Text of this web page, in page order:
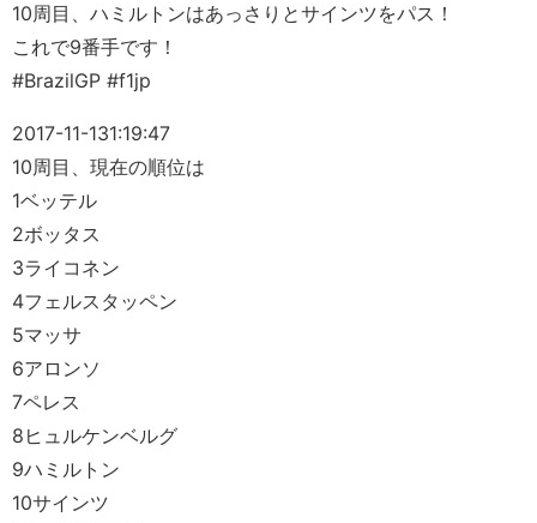
10周目、ハミルトンはあっさりとサインツをパス！
これで9番手です！
#BrazilGP #f1jp
2017-11-131:19:47
10周目、現在の順位は
1ベッテル
2ボッタス
3ライコネン
4フェルスタッペン
5マッサ
6アロンソ
7ペレス
8ヒュルケンベルグ
9ハミルトン
10サインツ